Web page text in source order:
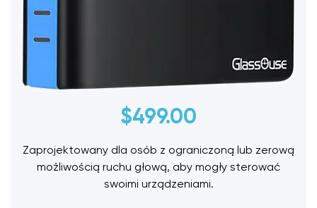
$499.00
Zaprojektowany dla osób z ograniczoną lub zerową
możliwością ruchu głową, aby mogły sterować
swoimi urządzeniami.